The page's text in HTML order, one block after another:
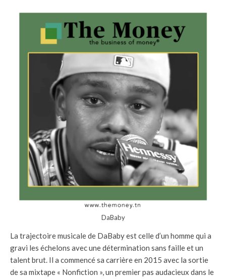
DaBaby
La trajectoire musicale de DaBaby est celle d’un homme qui a
gravi les échelons avec une détermination sans faille et un
talent brut. Il a commencé sa carrière en 2015 avec la sortie
de sa mixtape « Nonfiction », un premier pas audacieux dans le